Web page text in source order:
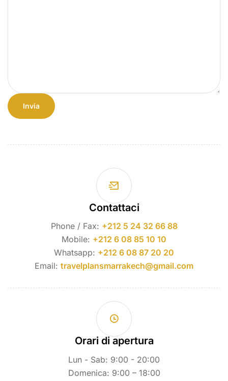
Contattaci
Phone / Fax: +212 5 24 32 66 88
Mobile: +212 6 08 85 10 10
Whatsapp: +212 6 08 87 20 20
Email: travelplansmarrakech@gmail.com
Orari di apertura
Lun - Sab: 9:00 - 20:00
Domenica: 9:00 – 18:00